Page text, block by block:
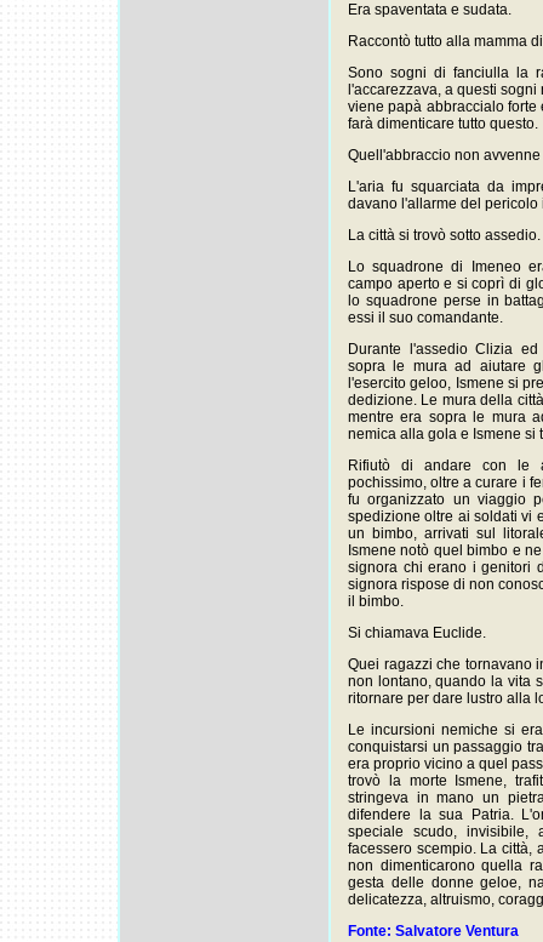
Era spaventata e sudata.
Raccontò tutto alla mamma
Sono sogni di fanciulla la
l'accarezzava, a questi
viene papà abbraccialo forte
farà dimenticare tutto questo.
Quell'abbraccio non avvenne
L'aria fu squarciata da
davano l'allarme del pericolo
La città si trovò sotto assedio.
Lo squadrone di Imeneo
campo aperto e si coprì di
lo squadrone perse in
essi il suo comandante.
Durante l'assedio Clizia
sopra le mura ad aiutare
l'esercito geloo, Ismene si
dedizione. Le mura della
mentre era sopra le mura
nemica alla gola e Ismene si
Rifiutò di andare con le
pochissimo, oltre a curare i
fu organizzato un viaggio
spedizione oltre ai soldati vi
un bimbo, arrivati sul
Ismene notò quel bimbo e
signora chi erano i genitori
signora rispose di non
il bimbo.
Si chiamava Euclide.
Quei ragazzi che tornavano
non lontano, quando la vita
ritornare per dare lustro alla
Le incursioni nemiche si
conquistarsi un passaggio
era proprio vicino a quel
trovò la morte Ismene,
stringeva in mano un
difendere la sua Patria.
speciale scudo,
facessero scempio. La città,
non dimenticarono quella
gesta delle donne geloe,
delicatezza, altruismo,
Fonte: Salvatore Ventura